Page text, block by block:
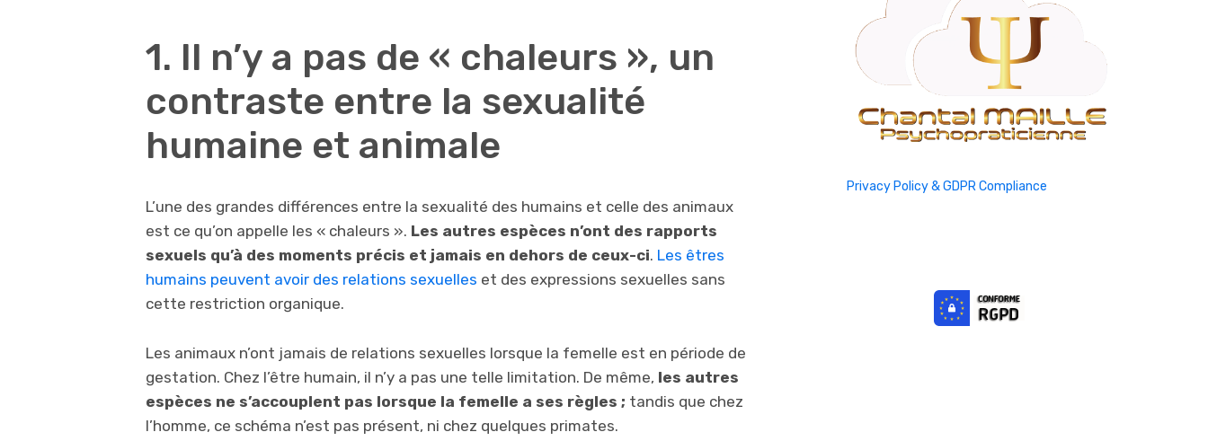
1. Il n’y a pas de « chaleurs », un
contraste entre la sexualité
humaine et animale
L’une des grandes différences entre la sexualité des humains et celle des animaux
est ce qu’on appelle les « chaleurs ». Les autres espèces n’ont des rapports
sexuels qu’à des moments précis et jamais en dehors de ceux-ci. Les êtres
humains peuvent avoir des relations sexuelles et des expressions sexuelles sans
cette restriction organique.
Les animaux n’ont jamais de relations sexuelles lorsque la femelle est en période de
gestation. Chez l’être humain, il n’y a pas une telle limitation. De même, les autres
espèces ne s’accouplent pas lorsque la femelle a ses règles ; tandis que chez
l’homme, ce schéma n’est pas présent, ni chez quelques primates.
Privacy Policy & GDPR Compliance